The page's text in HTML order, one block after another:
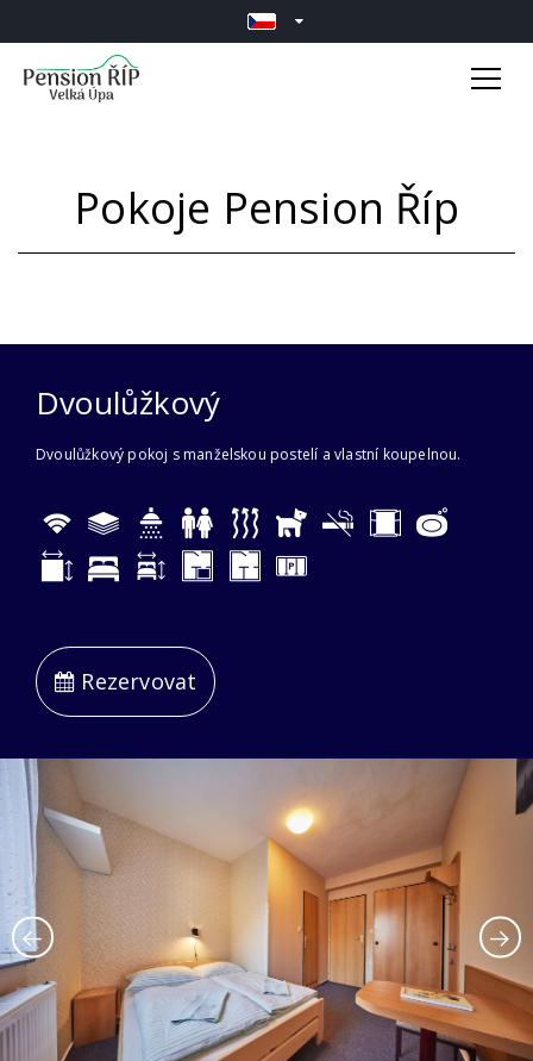
Pokoje Pension Říp
Dvoulůžkový
Dvoulůžkový pokoj s manželskou postelí a vlastní koupelnou.
Rezervovat